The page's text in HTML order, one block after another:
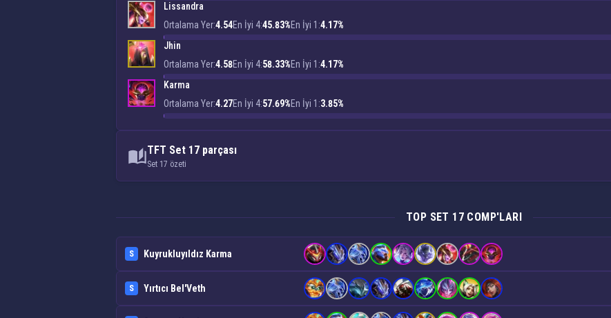
Lissandra
Ortalama Yer:4.54En İyi 4:45.83%En İyi 1:4.17%
Jhin
Ortalama Yer:4.58En İyi 4:58.33%En İyi 1:4.17%
Karma
Ortalama Yer:4.27En İyi 4:57.69%En İyi 1:3.85%
TFT Set 17 parçası
Set 17 özeti
TOP SET 17 COMP'LARI
S Kuyrukluyıldız Karma
S Yırtıcı Bel'Veth